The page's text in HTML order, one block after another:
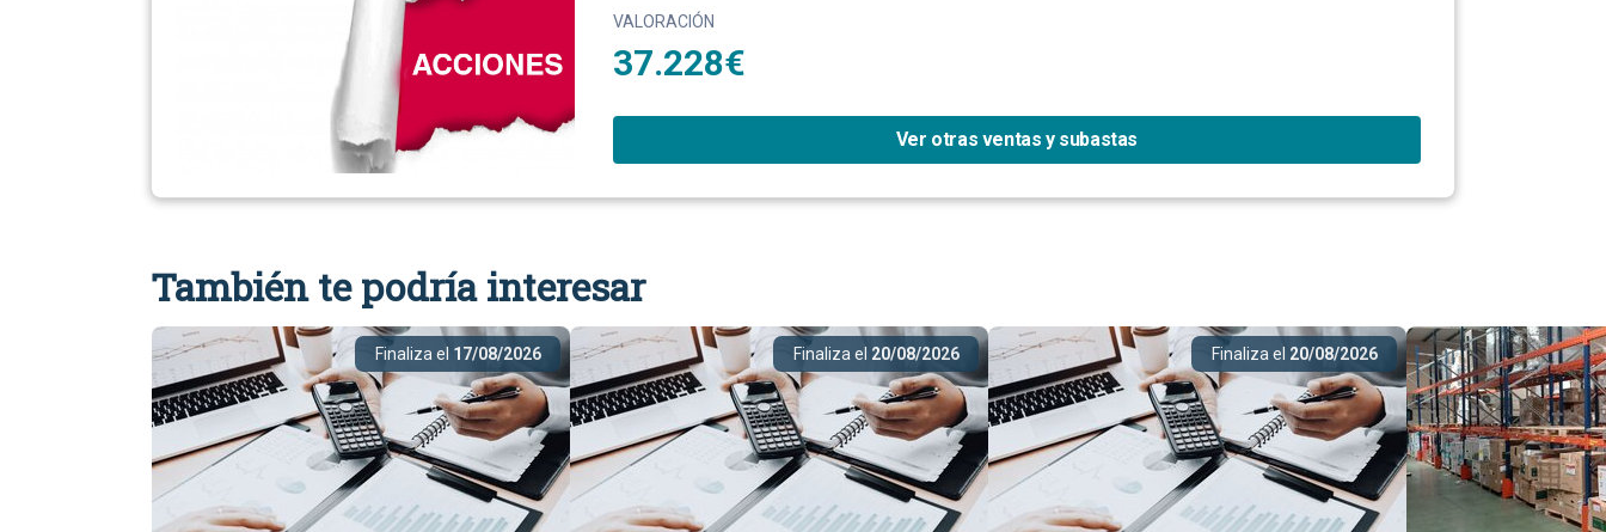
VALORACIÓN
37.228€
Ver otras ventas y subastas
También te podría interesar
Finaliza el 17/08/2026 Finaliza el 20/08/2026 Finaliza el 20/08/2026